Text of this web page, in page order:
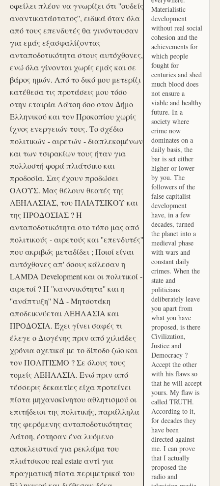
οφείλει πλέον να γνωρίζει ότι ''ουδείς
αναντικατάστατος'', ειδικά όταν όλα
από τους επενδυτές θα γινόντουσαν
για εμάς εξασφαλίζοντας
ανταποδοτικότητα στους αυτόχθονες,
ενώ όλα γίνονται χωρίς εμάς και σε
βάρος ημών. Από το δικό μου μετερίζι
κατέθεσα τις προτάσεις μου τόσο
στην εταιρία Λάτση όσο στον Δήμο
Ελληνικού και τον Προκοπίου χωρίς
ίχνος ενεργειών τους. Το σχέδιο
πολιτικών - αιρετών - διαπλεκομένων
και των τσιρακίων τους ήταν για
πολλοστή φορά πλιάτσικο και
προδοσία. Σας έχουν προδώσει
ΟΛΟΥΣ. Μας θέλουν θεατές της
ΛΕΗΛΑΣΙΑΣ, του ΠΛΙΑΤΣΙΚΟΥ και
της ΠΡΟΔΟΣΙΑΣ ? Η
ανταποδοτικότητα στο τόπο μας από
πολιτικούς - αιρετούς και ''επενδυτές''
που ακριβώς μεταδίδει ; Ποιοί είναι
αυτόχθονες απ' όσους κάλεσαν η
LAMDA Development και οι πολιτικοί -
αιρετοί ? Η ''κανονικότητα'' και η
''ανάπτυξη'' ΝΔ - Μητσοτάκη
αποδεικνύεται ΛΕΗΛΑΣΙΑ και
ΠΡΟΔΟΣΙΑ. Έχει γίνει σαφές τι
έλεγε ο Διογένης πριν από χιλιάδες
χρόνια σχετικά με το δίποδο ζώο και
τον ΠΟΛΙΤΙΣΜΟ ? Σε όλους τους
τομείς ΛΕΗΛΑΣΙΑ. Ενώ πριν από
τέσσερις δεκαετίες είχα προτείνει
πίστα μηχανοκίνητου αθλητισμού οι
επιτήδειοι της πολιτικής, παράλληλα
της φερόμενης ανταποδοτικότητας
Λάτση, έστησαν ένα λυόμενο
αποκλειστικά για ρεκλάμα του
πλιάτσικου real estate αντί για
πραγματική πίστα περιμετρικά του
Materialistic
development
without real social
cohesion and the
achievements for
which people
fought for
centuries and shed
much blood does
not ensure a
viable and healthy
future. In a
society where
crime now
dominates on a
daily basis, the
bar is set either
higher or lower
by you. The
followers of the
false capitalist
development
have, in a few
decades, turned
the planet into a
medieval phase
with wars and
constant daily
crimes. When the
state and
politicians
deliberately leave
you apart from
what you have
proposed, is there
Civilization,
Justice and
Democracy ?
Accept the other
with his flaws so
that he will accept
yours. My flaw is
called TRUTH.
According to it,
for decades they
have been
directed against
me. I can prove
that I actually
proposed the
radio and